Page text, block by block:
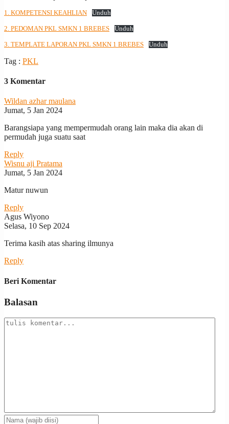
1. KOMPETENSI KEAHLIAN Unduh
2. PEDOMAN PKL SMKN 1 BREBES Unduh
3. TEMPLATE LAPORAN PKL SMKN 1 BREBES Unduh
Tag : PKL
3 Komentar
Wildan azhar maulana
Jumat, 5 Jan 2024
Barangsiapa yang mempermudah orang lain maka dia akan di
permudah juga suatu saat
Reply
Wisnu aji Pratama
Jumat, 5 Jan 2024
Matur nuwun
Reply
Agus Wiyono
Selasa, 10 Sep 2024
Terima kasih atas sharing ilmunya
Reply
Beri Komentar
Balasan